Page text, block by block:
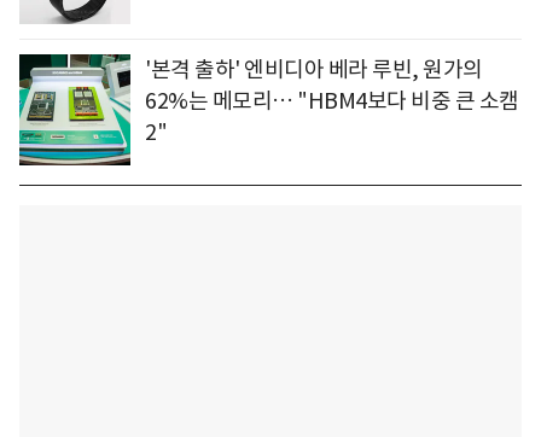
'본격 출하' 엔비디아 베라 루빈, 원가의
62%는 메모리… "HBM4보다 비중 큰 소캠
2"